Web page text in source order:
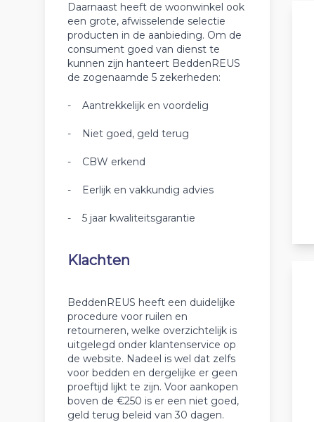
Daarnaast heeft de woonwinkel ook
een grote, afwisselende selectie
producten in de aanbieding. Om de
consument goed van dienst te
kunnen zijn hanteert BeddenREUS
de zogenaamde 5 zekerheden:
- Aantrekkelijk en voordelig
- Niet goed, geld terug
- CBW erkend
- Eerlijk en vakkundig advies
- 5 jaar kwaliteitsgarantie
Klachten
BeddenREUS heeft een duidelijke
procedure voor ruilen en
retourneren, welke overzichtelijk is
uitgelegd onder klantenservice op
de website. Nadeel is wel dat zelfs
voor bedden en dergelijke er geen
proeftijd lijkt te zijn. Voor aankopen
boven de €250 is er een niet goed,
geld terug beleid van 30 dagen.